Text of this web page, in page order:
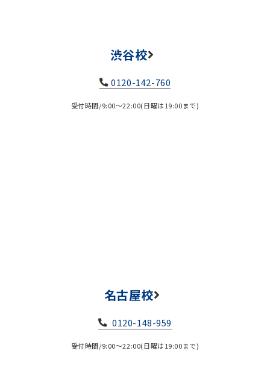
渋谷校
0120-142-760
受付時間/9:00～22:00(日曜は19:00まで)
名古屋校
0120-148-959
受付時間/9:00～22:00(日曜は19:00まで)